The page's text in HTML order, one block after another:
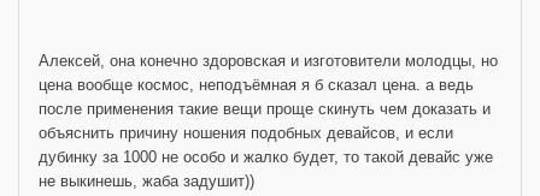
Алексей, она конечно здоровская и изготовители молодцы, но
цена вообще космос, неподъёмная я б сказал цена. а ведь
после применения такие вещи проще скинуть чем доказать и
объяснить причину ношения подобных девайсов, и если
дубинку за 1000 не особо и жалко будет, то такой девайс уже
не выкинешь, жаба задушит))